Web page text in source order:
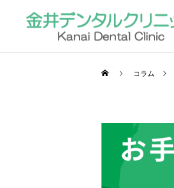
コラム